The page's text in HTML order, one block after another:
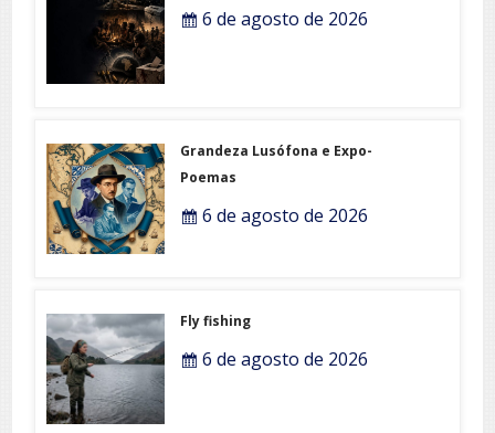
6 de agosto de 2026
Grandeza Lusófona e Expo-
Poemas
6 de agosto de 2026
Fly fishing
6 de agosto de 2026